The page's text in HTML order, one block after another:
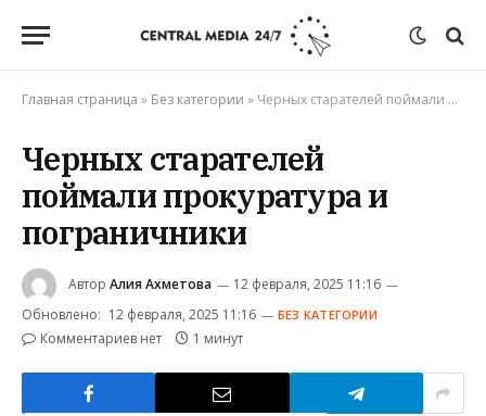
Главная страница » Без категории » Черных старателей поймали прокуратура и пограничники
Черных старателей
поймали прокуратура и
пограничники
Автор Алия Ахметова
12 февраля, 2025 11:16
Обновлено: 12 февраля, 2025 11:16 БЕЗ КАТЕГОРИИ
Комментариев нет 1 минут